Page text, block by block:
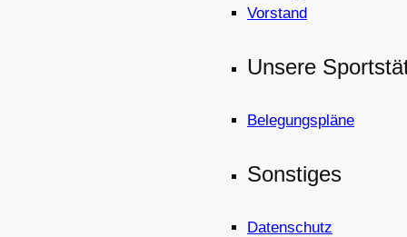
Vorstand
Unsere
Belegungspläne
Sonstiges
Datenschutz